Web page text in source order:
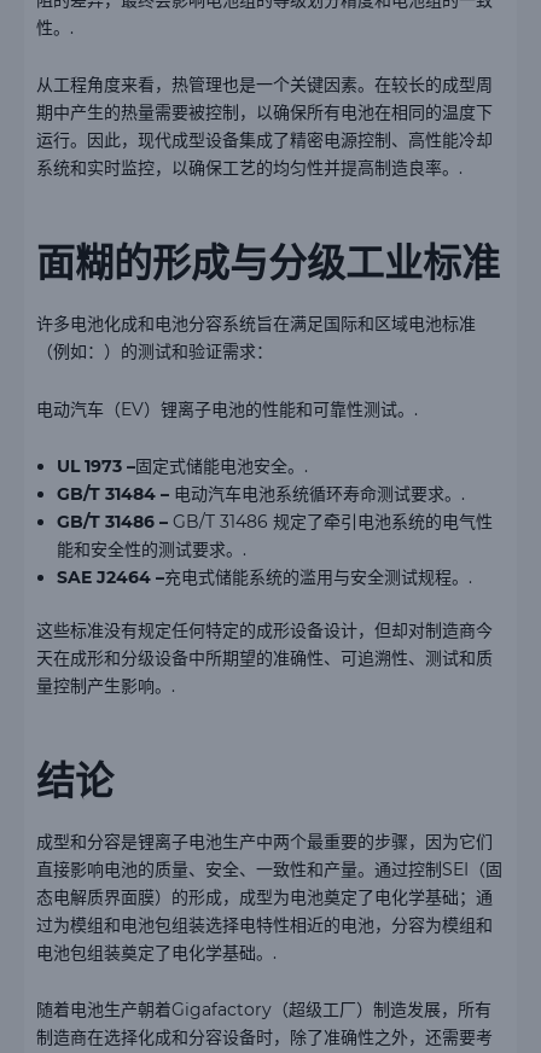
性。.
从工程角度来看，热管理也是一个关键因素。在较长的成型周
期中产生的热量需要被控制，以确保所有电池在相同的温度下
运行。因此，现代成型设备集成了精密电源控制、高性能冷却
系统和实时监控，以确保工艺的均匀性并提高制造良率。.
面糊的形成与分级工业标准
许多电池化成和电池分容系统旨在满足国际和区域电池标准
（例如：）的测试和验证需求：
电动汽车（EV）锂离子电池的性能和可靠性测试。.
UL 1973 –固定式储能电池安全。.
GB/T 31484 – 电动汽车电池系统循环寿命测试要求。.
GB/T 31486 – GB/T 31486 规定了牵引电池系统的电气性
能和安全性的测试要求。.
SAE J2464 –充电式储能系统的滥用与安全测试规程。.
这些标准没有规定任何特定的成形设备设计，但却对制造商今
天在成形和分级设备中所期望的准确性、可追溯性、测试和质
量控制产生影响。.
结论
成型和分容是锂离子电池生产中两个最重要的步骤，因为它们
直接影响电池的质量、安全、一致性和产量。通过控制SEI（固
态电解质界面膜）的形成，成型为电池奠定了电化学基础；通
过为模组和电池包组装选择电特性相近的电池，分容为模组和
电池包组装奠定了电化学基础。.
随着电池生产朝着Gigafactory（超级工厂）制造发展，所有
制造商在选择化成和分容设备时，除了准确性之外，还需要考